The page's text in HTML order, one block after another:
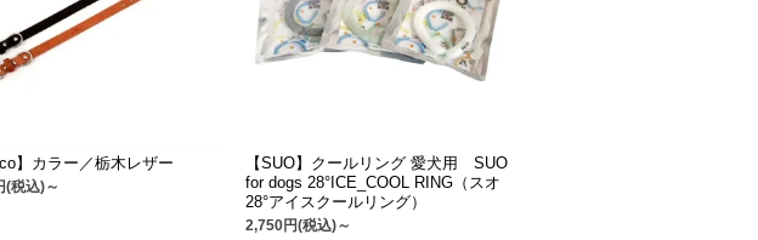
】カラー／栃木レザー
(税込)～
【SUO】クールリング 愛犬用 SUO
for dogs 28°ICE_COOL RING（スオ
28°アイスクールリング）
2,750円(税込)～